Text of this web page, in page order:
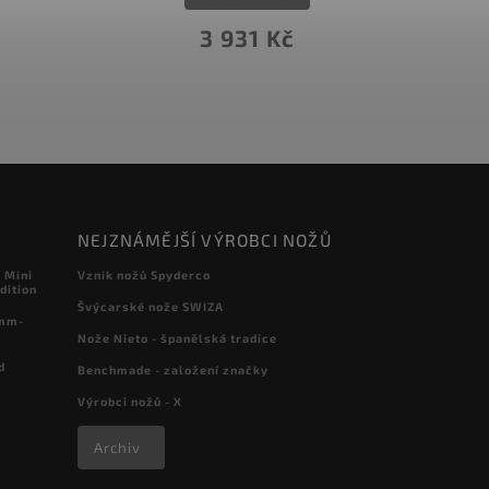
5 972 Kč
Mini
NEJZNÁMĚJŠÍ VÝROBCI NOŽŮ
Vznik nožů Spyderco
Švýcarské nože SWIZA
Nože Nieto - španělská tradice
Benchmade - založení značky
Výrobci nožů - X
Archiv